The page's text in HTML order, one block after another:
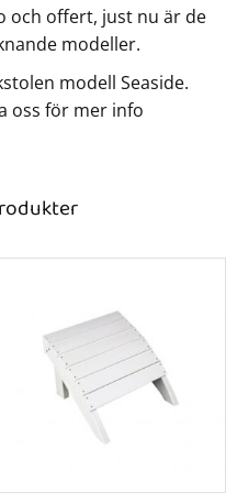
och offert, just nu är de
modeller.
modell Seaside.
oss för mer info